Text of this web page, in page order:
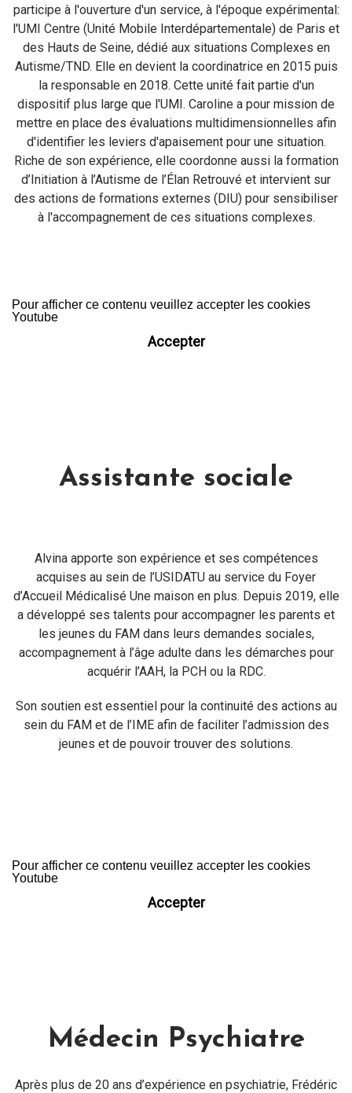
participe à l'ouverture d'un service, à l'époque expérimental:
l'UMI Centre (Unité Mobile Interdépartementale) de Paris et
des Hauts de Seine, dédié aux situations Complexes en
Autisme/TND. Elle en devient la coordinatrice en 2015 puis
la responsable en 2018. Cette unité fait partie d'un
dispositif plus large que l'UMI. Caroline a pour mission de
mettre en place des évaluations multidimensionnelles afin
d'identifier les leviers d'apaisement pour une situation.
Riche de son expérience, elle coordonne aussi la formation
d’Initiation à l’Autisme de l’Élan Retrouvé et intervient sur
des actions de formations externes (DIU) pour sensibiliser
à l'accompagnement de ces situations complexes.
Pour afficher ce contenu veuillez accepter les cookies
Youtube
Accepter
Assistante sociale
Alvina apporte son expérience et ses compétences
acquises au sein de l’USIDATU au service du Foyer
d’Accueil Médicalisé Une maison en plus. Depuis 2019, elle
a développé ses talents pour accompagner les parents et
les jeunes du FAM dans leurs demandes sociales,
accompagnement à l’âge adulte dans les démarches pour
acquérir l’AAH, la PCH ou la RDC.
Son soutien est essentiel pour la continuité des actions au
sein du FAM et de l’IME afin de faciliter l’admission des
jeunes et de pouvoir trouver des solutions.
Pour afficher ce contenu veuillez accepter les cookies
Youtube
Accepter
Médecin Psychiatre
Après plus de 20 ans d’expérience en psychiatrie, Frédéric